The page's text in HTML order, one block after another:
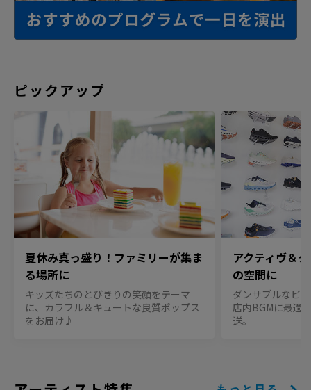
ピックアップ
夏休み真っ盛り！ファミリーが集ま
る場所に
キッズたちのとびきりの笑顔をテーマ
に、カラフル＆キュートな良質ポップス
をお届け♪
アクティヴ＆
の空間に
ダンサブルなビ
店内BGMに最適
送。